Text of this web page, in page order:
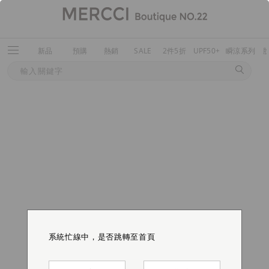
新品 預購 熱銷 SALE 2件5折 UPF50+ 瞬涼系列
系統忙線中，是否跳轉至首頁
系統忙線中，是否跳轉至首頁
系統忙線中，是否跳轉至首頁
系統忙線中，是否跳轉至首頁
系統忙線中，是否跳轉至首頁